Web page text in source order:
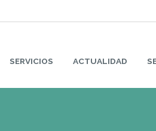
SERVICIOS ACTUALIDAD